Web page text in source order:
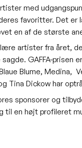
med
favoritter. Det er
en af de største
artister fra året,
GAFFA-prisen
Blume, Medina,
Tina Dickow har
sponsorer og
til en højt profileret